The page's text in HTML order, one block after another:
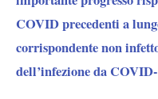
COVID precedenti a
corrispondente non
dell’infezione da